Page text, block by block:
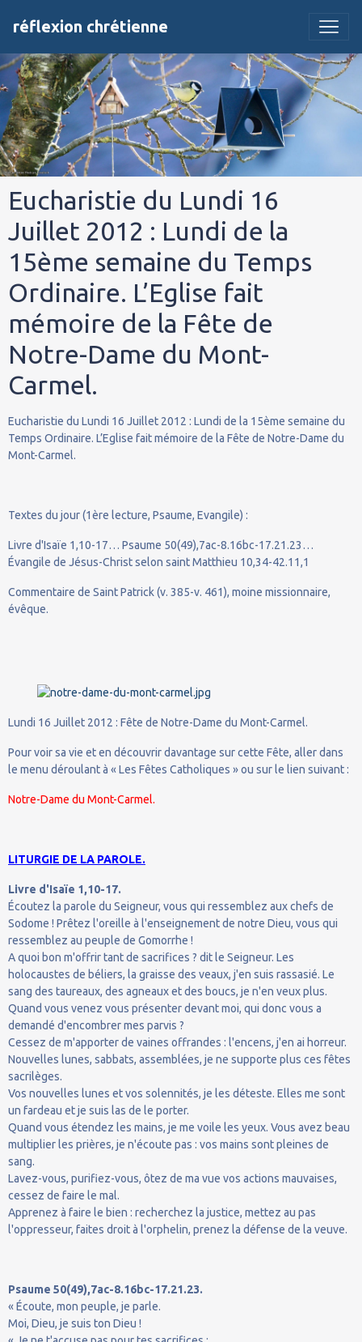
réflexion chrétienne
Eucharistie du Lundi 16
Juillet 2012 : Lundi de la
15ème semaine du Temps
Ordinaire. L’Eglise fait
mémoire de la Fête de
Notre-Dame du Mont-
Carmel.
Eucharistie du Lundi 16 Juillet 2012 : Lundi de la 15ème semaine du
Temps Ordinaire. L’Eglise fait mémoire de la Fête de Notre-Dame du
Mont-Carmel.
Textes du jour (1ère lecture, Psaume, Evangile) :
Livre d'Isaïe 1,10-17… Psaume 50(49),7ac-8.16bc-17.21.23…
Évangile de Jésus-Christ selon saint Matthieu 10,34-42.11,1
Commentaire de Saint Patrick (v. 385-v. 461), moine missionnaire,
évêque.
Lundi 16 Juillet 2012 : Fête de Notre-Dame du Mont-Carmel.
Pour voir sa vie et en découvrir davantage sur cette Fête, aller dans
le menu déroulant à « Les Fêtes Catholiques » ou sur le lien suivant :
Notre-Dame du Mont-Carmel.
LITURGIE DE LA PAROLE.
Livre d'Isaïe 1,10-17.
Écoutez la parole du Seigneur, vous qui ressemblez aux chefs de
Sodome ! Prêtez l'oreille à l'enseignement de notre Dieu, vous qui
ressemblez au peuple de Gomorrhe !
A quoi bon m'offrir tant de sacrifices ? dit le Seigneur. Les
holocaustes de béliers, la graisse des veaux, j'en suis rassasié. Le
sang des taureaux, des agneaux et des boucs, je n'en veux plus.
Quand vous venez vous présenter devant moi, qui donc vous a
demandé d'encombrer mes parvis ?
Cessez de m'apporter de vaines offrandes : l'encens, j'en ai horreur.
Nouvelles lunes, sabbats, assemblées, je ne supporte plus ces fêtes
sacrilèges.
Vos nouvelles lunes et vos solennités, je les déteste. Elles me sont
un fardeau et je suis las de le porter.
Quand vous étendez les mains, je me voile les yeux. Vous avez beau
multiplier les prières, je n'écoute pas : vos mains sont pleines de
sang.
Lavez-vous, purifiez-vous, ôtez de ma vue vos actions mauvaises,
cessez de faire le mal.
Apprenez à faire le bien : recherchez la justice, mettez au pas
l'oppresseur, faites droit à l'orphelin, prenez la défense de la veuve.
Psaume 50(49),7ac-8.16bc-17.21.23.
« Écoute, mon peuple, je parle.
Moi, Dieu, je suis ton Dieu !